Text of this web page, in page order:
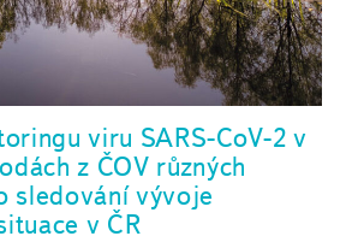
viru SARS-CoV-2 v
z ČOV různých
sledování vývoje
v ČR